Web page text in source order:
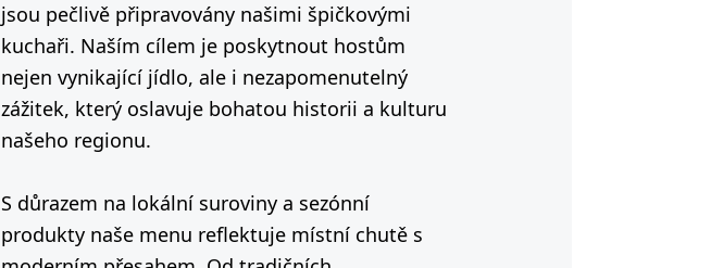
jsou pečlivě připravovány našimi špičkovými
kuchaři. Naším cílem je poskytnout hostům
nejen vynikající jídlo, ale i nezapomenutelný
zážitek, který oslavuje bohatou historii a kulturu
našeho regionu.
S důrazem na lokální suroviny a sezónní
produkty naše menu reflektuje místní chutě s